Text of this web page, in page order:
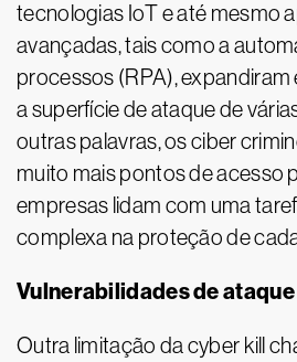
tecnologias IoT e até mesmo
avançadas, tais como a
processos (RPA),
a superfície de ataque de
outras palavras, os ciber
muito mais pontos de acesso
empresas lidam com uma
complexa na proteção de
Vulnerabilidades de ataque
Outra limitação da cyber kill